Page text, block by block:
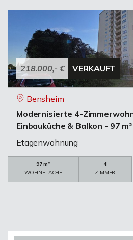
218.000,- € VERKAUFT
Bensheim
Modernisierte 4-
Einbauküche & Balkon - 97 m²
Etagenwohnung
97 m²
WOHNFLÄCHE
4
ZIMMER